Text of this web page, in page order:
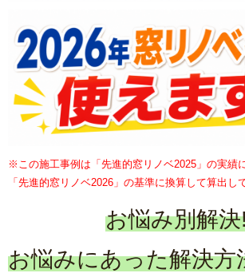
玄関ドアリフォーム
防犯対策リフォーム
遮熱対策リフォーム
内装リフォーム
さ対策
※この施工事例は「先進的窓リノベ2025」の実績
「先進的窓リノベ2026」の基準に換算して算出し
お悩み別解決
お悩みにあった解決方